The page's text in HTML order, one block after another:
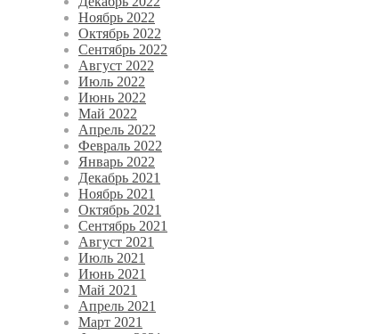
Ноябрь 2022
Октябрь 2022
Сентябрь 2022
Август 2022
Июль 2022
Июнь 2022
Май 2022
Апрель 2022
Февраль 2022
Январь 2022
Декабрь 2021
Ноябрь 2021
Октябрь 2021
Сентябрь 2021
Август 2021
Июль 2021
Июнь 2021
Май 2021
Апрель 2021
Март 2021